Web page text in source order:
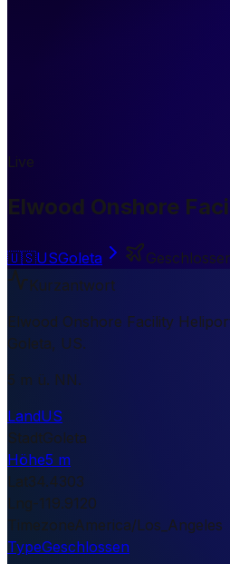
Live
Elwood Onshore
🇺🇸USGoleta
Kurzantwort
Elwood Onshore Facility
Goleta, US.
5 m ü. NN.
LandUS
StadtGoleta
Höhe5 m
Lat34.4303
Lng-119.9120
TimezoneAmerica/Los_Angeles
TypeGeschlossen